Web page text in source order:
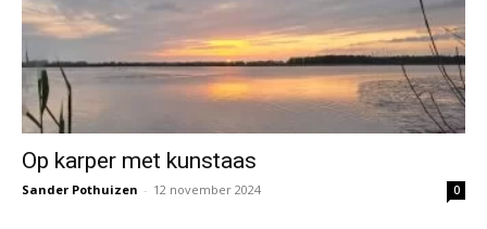
Op karper met kunstaas
Sander Pothuizen - 12 november 2024 0